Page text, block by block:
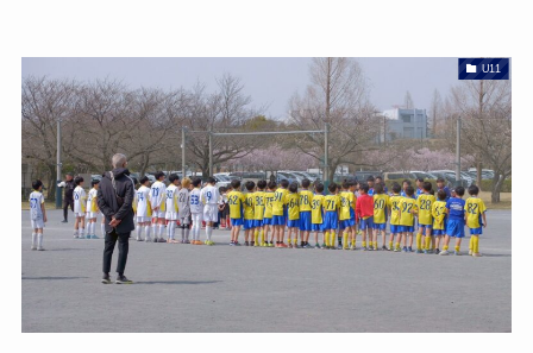
U11